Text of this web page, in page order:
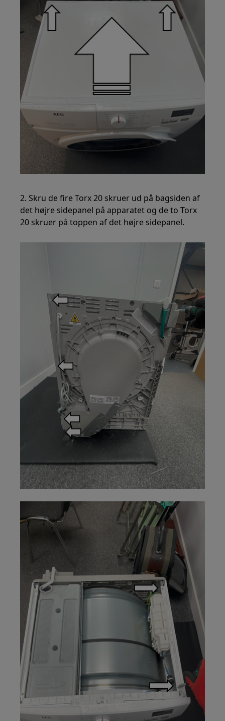
2. Skru de fire Torx 20 skruer ud på bagsiden af
det højre sidepanel på apparatet og de to Torx
20 skruer på toppen af det højre sidepanel.